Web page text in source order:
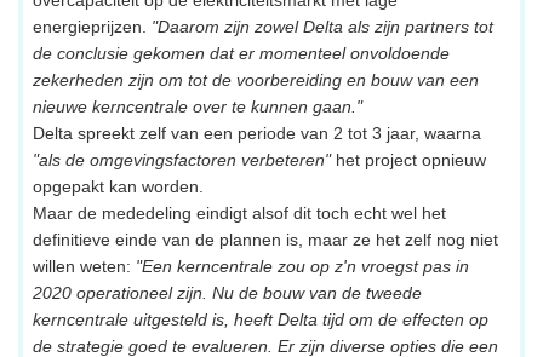
energieprijzen. "Daarom zijn zowel Delta als zijn partners tot
de conclusie gekomen dat er momenteel onvoldoende
zekerheden zijn om tot de voorbereiding en bouw van een
nieuwe kerncentrale over te kunnen gaan."
Delta spreekt zelf van een periode van 2 tot 3 jaar, waarna
"als de omgevingsfactoren verbeteren"het project opnieuw
opgepakt kan worden.
Maar de mededeling eindigt alsof dit toch echt wel het
definitieve einde van de plannen is, maar ze het zelf nog niet
willen weten: "Een kerncentrale zou op z'n vroegst pas in
2020 operationeel zijn. Nu de bouw van de tweede
kerncentrale uitgesteld is, heeft Delta tijd om de effecten op
de strategie goed te evalueren. Er zijn diverse opties die een